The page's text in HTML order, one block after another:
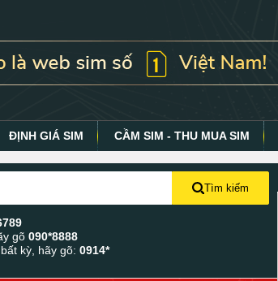
ĐỊNH GIÁ SIM CẦM SIM - THU MUA SIM
Tìm kiếm
gõ090*8888
kỳ, hãy gõ:0914*